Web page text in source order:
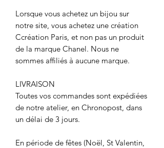
Lorsque vous achetez un bijou sur
notre site, vous achetez une création
Ccréation Paris, et non pas un produit
de la marque Chanel. Nous ne
sommes affiliés à aucune marque.
LIVRAISON
Toutes vos commandes sont expédiées
de notre atelier, en Chronopost, dans
un délai de 3 jours.
En période de fêtes (Noël, St Valentin,